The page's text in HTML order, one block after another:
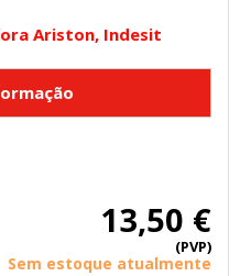
Ariston, Indesit
13,50 €
(PVP)
Sem estoque atualmente